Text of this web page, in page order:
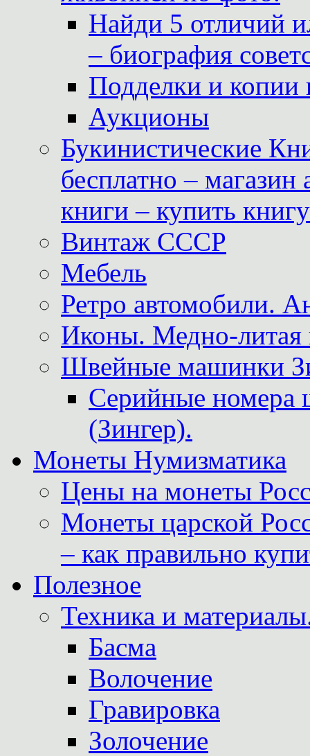
Найди 5 отличий
– биография
Подделки и копии
Аукционы
Букинистические
бесплатно –
книги – купить
Винтаж СССР
Мебель
Ретро автомобили.
Иконы. Медно-литая
Швейные машинки
Серийные
(Зингер).
Монеты Нумизматика
Цены на монеты
Монеты царской
– как правильно
Полезное
Техника и
Басма
Волочение
Гравировка
Золочение